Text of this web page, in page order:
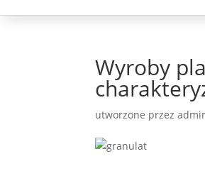
Wyroby
utworzone przez